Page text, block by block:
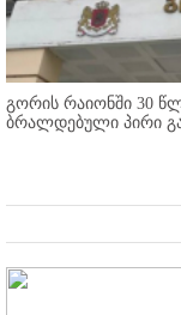
გორის რაიონში 30
ბრალდებული პირი